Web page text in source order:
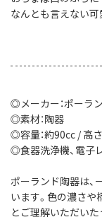
なんとも言えない可
◎メーカー：ポーラ
◎素材：陶器
◎容量：約90cc / 高
◎食器洗浄機、電子
ポーランド陶器は、
います。色の濃さや
とご理解いただいた